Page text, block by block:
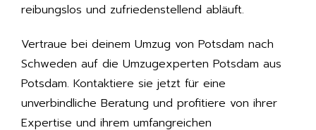
reibungslos und zufriedenstellend abläuft.
Vertraue bei deinem Umzug von Potsdam nach
Schweden auf die Umzugexperten Potsdam aus
Potsdam. Kontaktiere sie jetzt für eine
unverbindliche Beratung und profitiere von ihrer
Expertise und ihrem umfangreichen